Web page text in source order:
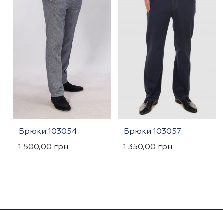
Брюки 103054
1 500,00 грн
Брюки 103057
1 350,00 грн